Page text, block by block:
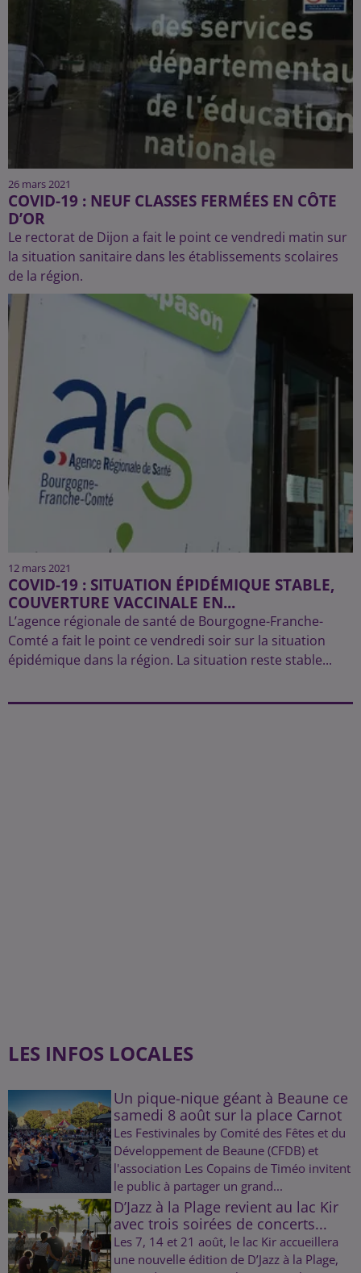
26 mars 2021
COVID-19 : NEUF CLASSES FERMÉES EN CÔTE
D’OR
Le rectorat de Dijon a fait le point ce vendredi matin sur
la situation sanitaire dans les établissements scolaires
de la région.
12 mars 2021
COVID-19 : SITUATION ÉPIDÉMIQUE STABLE,
COUVERTURE VACCINALE EN...
L’agence régionale de santé de Bourgogne-Franche-
Comté a fait le point ce vendredi soir sur la situation
épidémique dans la région. La situation reste stable...
LES INFOS LOCALES
Un pique-nique géant à Beaune ce
samedi 8 août sur la place Carnot
Les Festivinales by Comité des Fêtes et du
Développement de Beaune (CFDB) et
l'association Les Copains de Timéo invitent
le public à partager un grand...
D’Jazz à la Plage revient au lac Kir
avec trois soirées de concerts...
Les 7, 14 et 21 août, le lac Kir accueillera
une nouvelle édition de D’Jazz à la Plage,